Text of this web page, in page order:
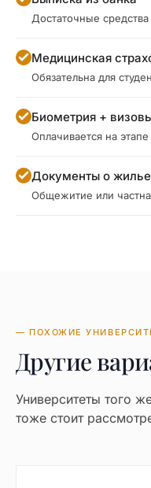
Достаточные
Медицинская
Обязательна для
Биометрия +
Оплачивается на
Документы о жилье
Общежитие или
— ПОХОЖИЕ
Другие
Университеты того
тоже стоит